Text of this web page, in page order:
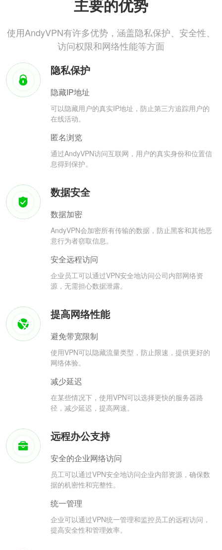
主要的优势
使用AndyVPN有许多优势，涵盖隐私保护、安全性、
访问权限和网络性能等方面
隐私保护
隐藏IP地址
可以隐藏用户的真实IP地址，防止第三方追踪用户的
在线活动。
匿名浏览
通过AndyVPN访问互联网，用户的真实身份和位置信
息得到保护。
数据安全
数据加密
AndyVPN会加密所有传输的数据，防止黑客和其他恶
意行为者窃取信息。
安全远程访问
企业员工可以通过VPN安全地访问公司内部网络资
源，无需担心数据泄露。
提高网络性能
避免带宽限制
使用VPN可以隐藏流量类型，防止限速，提供更好的
网络体验。
减少延迟
在某些情况下，使用VPN可以选择更快的服务器路
径，减少延迟，提高网速。
远程办公支持
安全的企业网络访问
员工可以通过VPN安全地访问企业内部资源，确保数
据的机密性和完整性。
统一管理
企业可以通过VPN统一管理和监控员工的远程访问，
提高安全性和管理效率。